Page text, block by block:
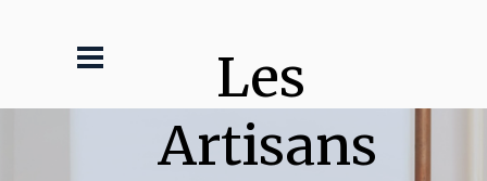
Les
Artisans